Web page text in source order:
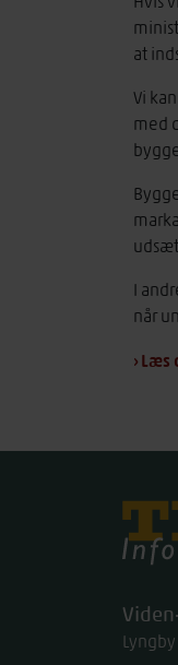
at
Vi
med
I
når
›